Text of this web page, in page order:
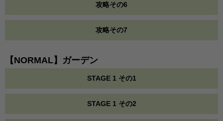
攻略その6
攻略その7
【NORMAL】ガーデン
STAGE 1 その1
STAGE 1 その2